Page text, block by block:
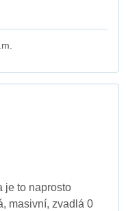
je to naprosto
masivní, zvadlá 0